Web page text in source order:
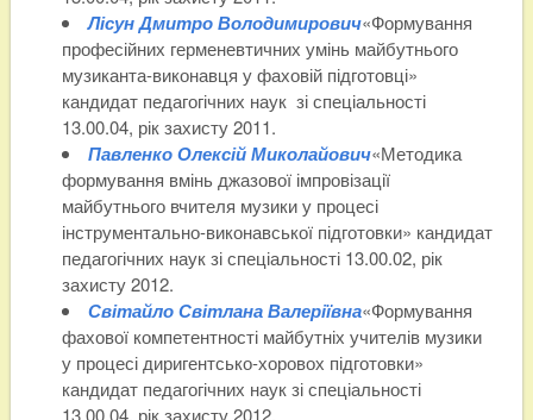
Лісун Дмитро Володимирович«Формування
професійних герменевтичних умінь майбутнього
музиканта-виконавця у фаховій підготовці»
кандидат педагогічних наук зі спеціальності
13.00.04, рік захисту 2011.
Павленко Олексій Миколайович«Методика
формування вмінь джазової імпровізації
майбутнього вчителя музики у процесі
інструментально-виконавської підготовки» кандидат
педагогічних наук зі спеціальності 13.00.02, рік
захисту 2012.
Світайло Світлана Валеріївна«Формування
фахової компетентності майбутніх учителів музики
у процесі диригентсько-хоровох підготовки»
кандидат педагогічних наук зі спеціальності
13.00.04, рік захисту 2012.